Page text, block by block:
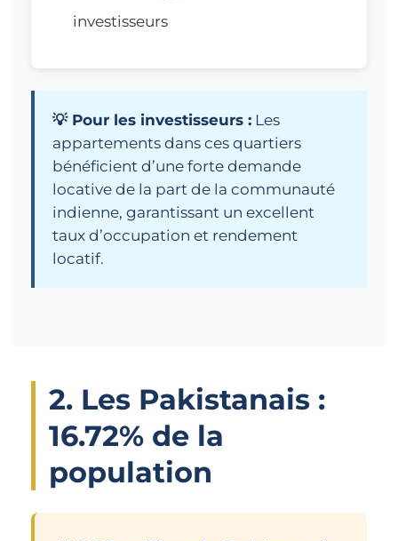
investisseurs
💡 Pour les investisseurs : Les
appartements dans ces quartiers
bénéficient d’une forte demande
locative de la part de la communauté
indienne, garantissant un excellent
taux d’occupation et rendement
locatif.
2. Les Pakistanais :
16.72% de la
population